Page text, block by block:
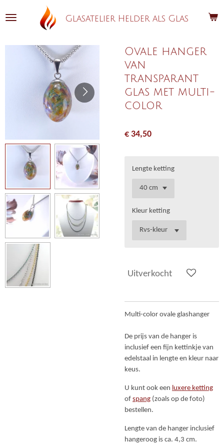
direct
hoofdinhoud
Glasatelier Helder als Glas
Ovale hanger
van
transparant
glas met multi-
color
€ 34,50
Lengte ketting
Kleur ketting
Uitverkocht
Multi-color ovale glashanger
De prijs van de hanger is
inclusief een fijn kettinkje van
edelstaal in lengte en kleur naar
keus.
U kunt ook een luxere ketting
of spang (zoals op de foto)
bestellen.
Lengte van de hanger inclusief
hangeroog is ca. 4,3 cm.